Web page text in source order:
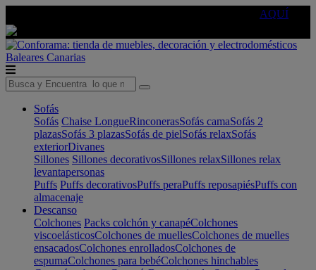
AQUÍ
Baleares Canarias
Sofás
Sofás Chaise LongueRinconerasSofás camaSofás 2
plazasSofás 3 plazasSofás de pielSofás relaxSofás
exteriorDivanes
Sillones Sillones decorativosSillones relaxSillones relax
levantapersonas
Puffs Puffs decorativosPuffs peraPuffs reposapiésPuffs con
almacenaje
Descanso
Colchones Packs colchón y canapéColchones
viscoelásticosColchones de muellesColchones de muelles
ensacadosColchones enrolladosColchones de
espumaColchones para bebéColchones hinchables